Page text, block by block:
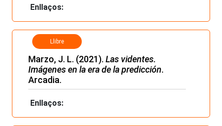
Enllaços:
Llibre
Marzo, J. L. (2021). Las videntes.
Imágenes en la era de la predicción.
Arcadia.
Enllaços: